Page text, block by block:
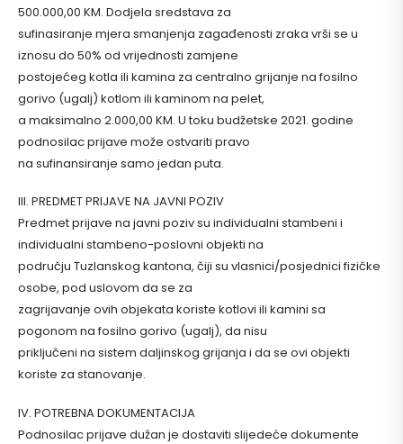
500.000,00 KM. Dodjela sredstava za
sufinasiranje mjera smanjenja zagađenosti zraka vrši se u
iznosu do 50% od vrijednosti zamjene
postojećeg kotla ili kamina za centralno grijanje na fosilno
gorivo (ugalj) kotlom ili kaminom na pelet,
a maksimalno 2.000,00 KM. U toku budžetske 2021. godine
podnosilac prijave može ostvariti pravo
na sufinansiranje samo jedan puta.
III. PREDMET PRIJAVE NA JAVNI POZIV
Predmet prijave na javni poziv su individualni stambeni i
individualni stambeno-poslovni objekti na
području Tuzlanskog kantona, čiji su vlasnici/posjednici fizičke
osobe, pod uslovom da se za
zagrijavanje ovih objekata koriste kotlovi ili kamini sa
pogonom na fosilno gorivo (ugalj), da nisu
priključeni na sistem daljinskog grijanja i da se ovi objekti
koriste za stanovanje.
IV. POTREBNA DOKUMENTACIJA
Podnosilac prijave dužan je dostaviti slijedeće dokumente